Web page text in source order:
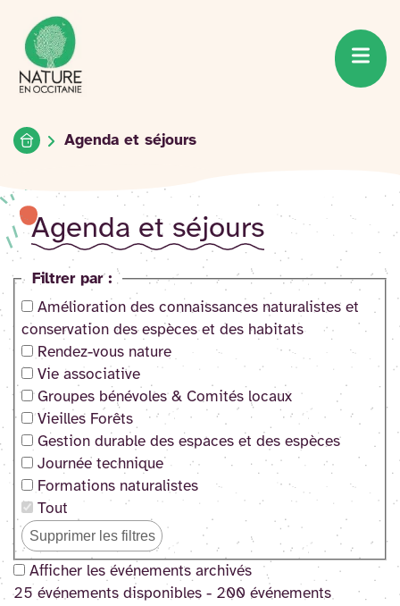
Accéder
au
contenu
Accueil du site
AccueilAgenda et séjours
Agenda et séjours
Filtrer par :
Amélioration des connaissances naturalistes et
conservation des espèces et des habitats
Rendez-vous nature
Vie associative
Groupes bénévoles & Comités locaux
Vieilles Forêts
Gestion durable des espaces et des espèces
Journée technique
Formations naturalistes
Tout
Supprimer les filtres
Afficher les événements archivés
25 événementsdisponibles- 200 événements